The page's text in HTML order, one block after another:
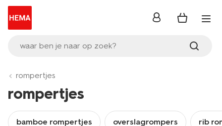
waar ben je naar op zoek?
inloggen
rompertjes
rompertjes
bamboe rompertjes overslagrompers rib